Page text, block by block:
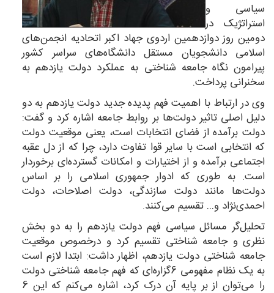
سیاسی و
استراتژیک در
دومین روز دوازدهمین اردوی جهاد اکبر اتحادیه انجمن‌های
اسلامی دانشجویان مستقل دانشگاه‌های سراسر کشور
پیرامون نگاه جامعه شناختی به عملکرد دولت یازدهم به
سخنرانی پرداخت.
وی در ارتباط با اهمیت فهم پدیده جدید دولت یازدهم به دو
دلیل اصلی تاثیر دولت‌ها بر روابط جامعه اشاره کرد و گفت:
دولت برآمده از فضای انتخابات است، یعنی موقعیت دولت
که انتخابی است با سایر قوا تفاوت دارد، چرا که از دل عقبه
اجتماعی برآمده و از اختیارات و امکانات گسترده‌ای برخوردار
است. به طوری که ادوار جمهوری اسلامی را بر اساس
دولت‌ها مانند دولت سازندگی، دولت اصلاحات، دولت
احمدی‌نژاد و… تقسیم می‌کنند.
تحلیل‌گر مسائل سیاسی فهم دولت یازدهم را به دو بخش
نظری و جامعه شناختی تقسیم کرد و درخصوص موقعیت
جامعه شناختی دولت یازدهم، اظهار داشت: ابتدا لازم است
به یک نظام مفهومی 6گزاره‌ای که فهم جامعه شناختی دولت
را می‌توان از بر پایه آن درک کرد، اشاره می‌کنم که این 6